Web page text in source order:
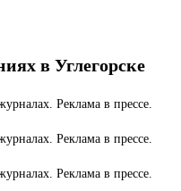
в Углегорске